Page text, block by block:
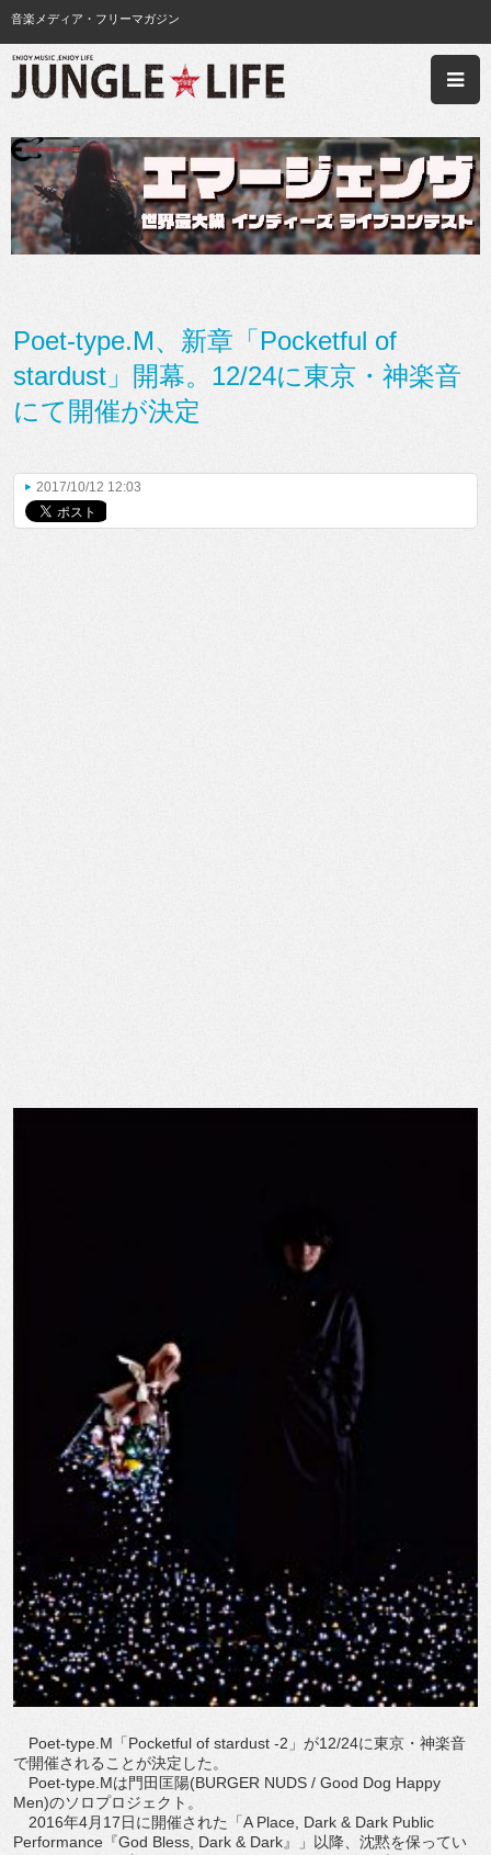
音楽メディア・フリーマガジン
Poet-type.M、新章「Pocketful of
stardust」開幕。12/24に東京・神楽音
にて開催が決定
2017/10/12 12:03
Poet-type.M「Pocketful of stardust -2」が12/24に東京・神楽音
で開催されることが決定した。
Poet-type.Mは門田匡陽(BURGER NUDS / Good Dog Happy
Men)のソロプロジェクト。
2016年4月17日に開催された「A Place, Dark & Dark Public
Performance『God Bless, Dark & Dark』」以降、沈黙を保ってい